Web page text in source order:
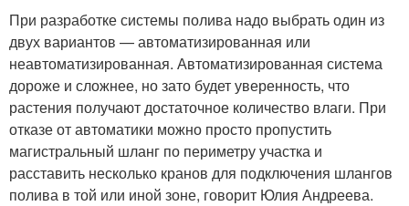
При разработке системы полива надо выбрать один из
двух вариантов — автоматизированная или
неавтоматизированная. Автоматизированная система
дороже и сложнее, но зато будет уверенность, что
растения получают достаточное количество влаги. При
отказе от автоматики можно просто пропустить
магистральный шланг по периметру участка и
расставить несколько кранов для подключения шлангов
полива в той или иной зоне, говорит Юлия Андреева.